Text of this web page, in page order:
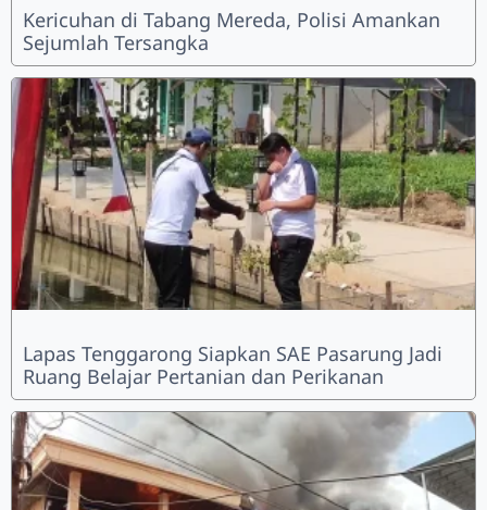
Kericuhan di Tabang Mereda, Polisi Amankan
Sejumlah Tersangka
Lapas Tenggarong Siapkan SAE Pasarung Jadi
Ruang Belajar Pertanian dan Perikanan